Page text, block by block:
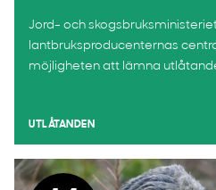
Jord- och
lantbruksproducenternas
möjligheten att lämna
UTLÅTANDEN